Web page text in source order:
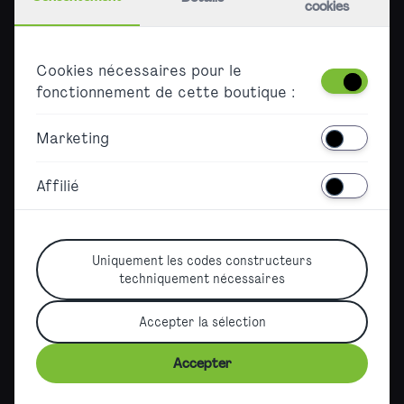
cookies
Cookies nécessaires pour le
fonctionnement de cette boutique :
Marketing
Affilié
Uniquement les codes constructeurs
techniquement nécessaires
Accepter la sélection
Accepter
Carrière
Presse
Partenaires
Accessibility
German Version | English Version | Spanish Version
©2026, City Airport Train
Terms | Imprint | Data protection